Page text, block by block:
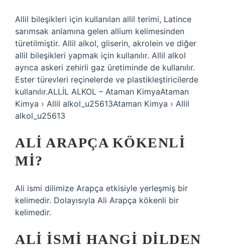
Allil bileşikleri için kullanılan allil terimi, Latince
sarımsak anlamına gelen allium kelimesinden
türetilmiştir. Allil alkol, gliserin, akrolein ve diğer
allil bileşikleri yapmak için kullanılır. Allil alkol
ayrıca askeri zehirli gaz üretiminde de kullanılır.
Ester türevleri reçinelerde ve plastikleştiricilerde
kullanılır.ALLİL ALKOL – Ataman KimyaAtaman
Kimya › Allil alkol_u25613Ataman Kimya › Allil
alkol_u25613
ALI ARAPÇA KÖKENLI
MI?
Ali ismi dilimize Arapça etkisiyle yerleşmiş bir
kelimedir. Dolayısıyla Ali Arapça kökenli bir
kelimedir.
ALI ISMI HANGI DILDEN